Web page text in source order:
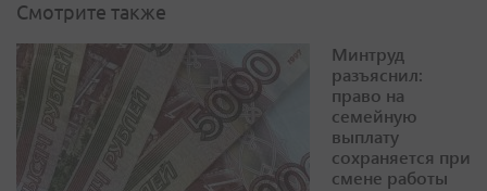
Смотрите также
Минтруд
разъяснил:
право на
семейную
выплату
сохраняется при
смене работы